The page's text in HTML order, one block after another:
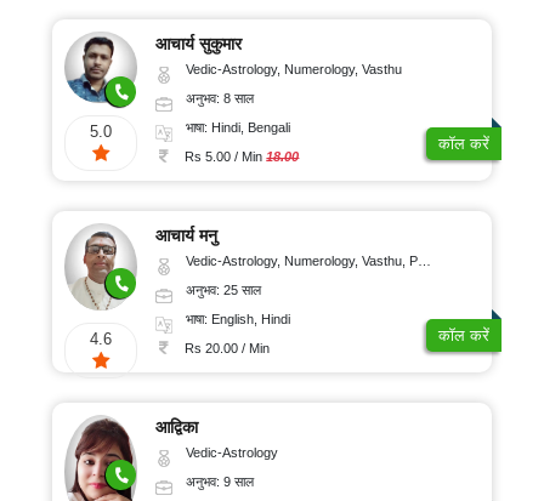
5.0
आचार्य सुकुमार
Vedic-Astrology, Numerology, Vasthu
अनुभव: 8 साल
भाषा: Hindi, Bengali
Rs 5.00 / Min18.00
कॉल करें
4.6
आचार्य मनु
Vedic-Astrology, Numerology, Vasthu, Prashna-Kundali
अनुभव: 25 साल
भाषा: English, Hindi
Rs 20.00 / Min
कॉल करें
आद्विका
Vedic-Astrology
अनुभव: 9 साल